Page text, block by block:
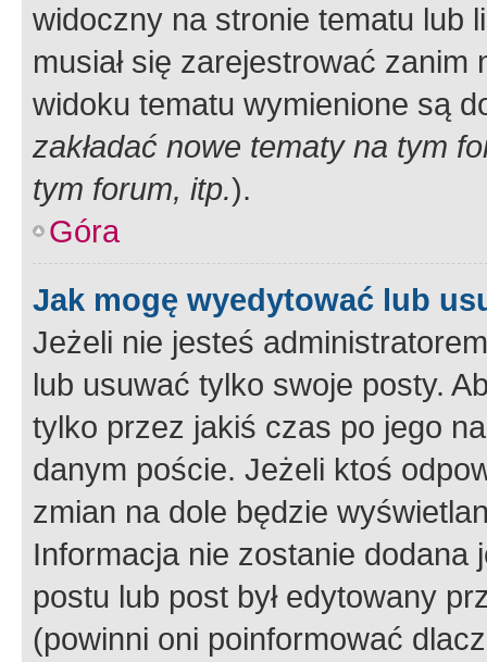
widoczny na stronie tematu lub
musiał się zarejestrować
widoku tematu wymienione są
zakładać nowe tematy na tym
tym forum, itp.).
Góra
Jak mogę wyedytować lub
Jeżeli nie jesteś
lub usuwać tylko swoje posty.
tylko przez jakiś czas po jego
danym poście. Jeżeli ktoś
zmian na dole będzie
Informacja nie zostanie dodana
postu lub post był edytowany
(powinni oni poinformować